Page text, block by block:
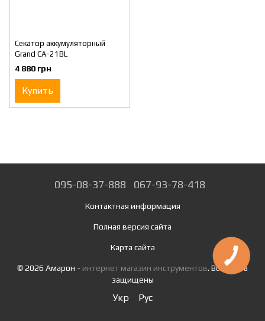
Секатор аккумуляторный
Grand СА-21BL
4 880 грн
Купить
095-08-37-888 067-93-78-418
Контактная информация
Полная версия сайта
Карта сайта
© 2026 Амарон - интернет магазин инструментов. Все права
защищены
Укр Рус